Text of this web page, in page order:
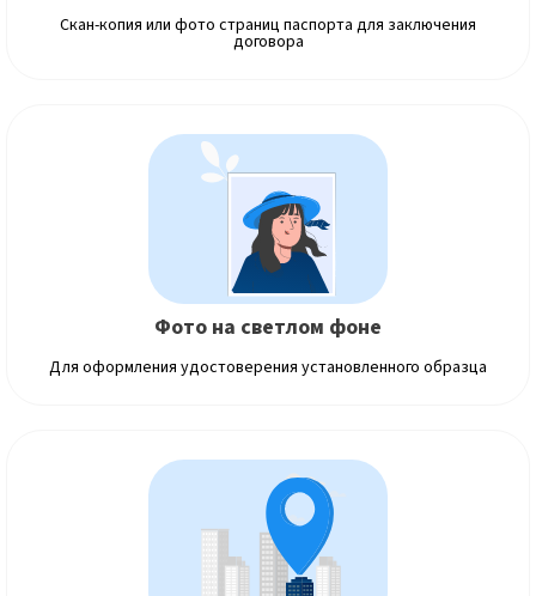
Скан-копия или фото страниц паспорта для заключения
договора
Фото на светлом фоне
Для оформления удостоверения установленного образца